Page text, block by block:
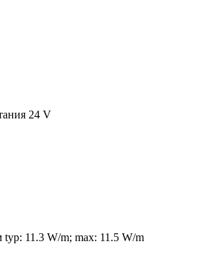
24 V
typ: 11.3 W/m; max: 11.5 W/m